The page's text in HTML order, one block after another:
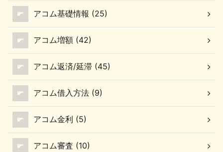
あれば、10万円〜最大
500万円という形で利用
限度額が設 ...
アコム基礎情報 (25)
アコム増額 (42)
アコム返済/延滞 (45)
アコム借入方法 (9)
アコム金利 (5)
アコム審査 (10)